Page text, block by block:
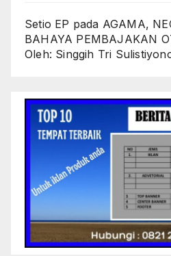
Setio EP pada AGAMA,
BAHAYA PEMBAJAKAN
Oleh: Singgih Tri